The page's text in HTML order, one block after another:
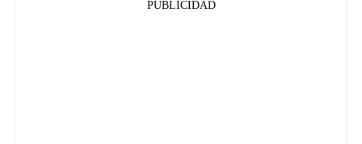
PUBLICIDAD